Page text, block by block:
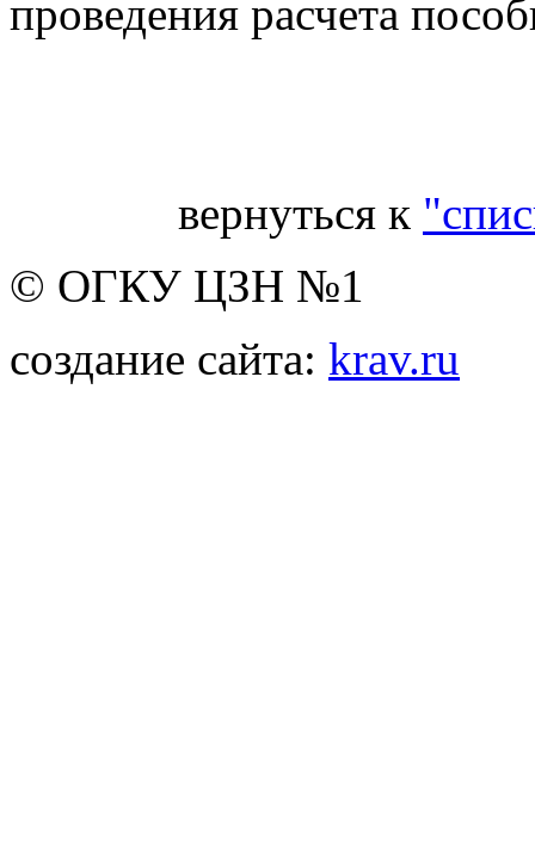
проведения расчета
вернуться к
© ОГКУ ЦЗН №1
создание сайта: krav.ru